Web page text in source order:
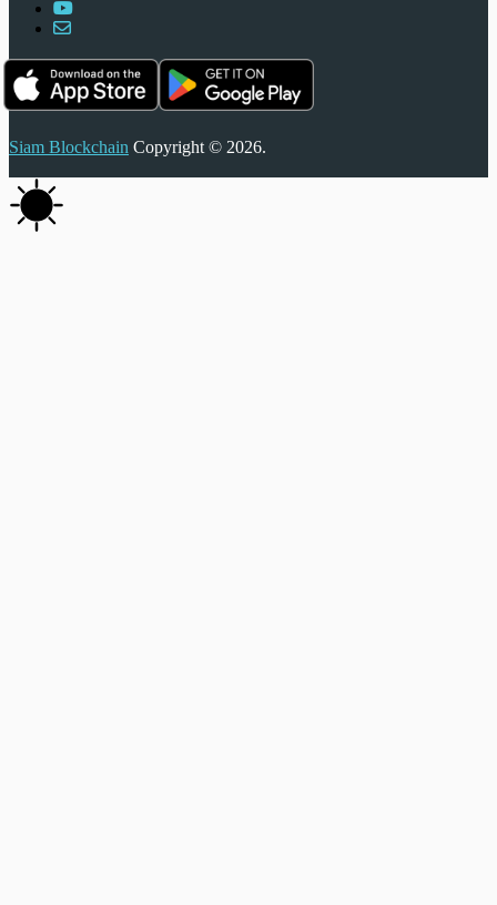
Siam Blockchain Copyright © 2026.